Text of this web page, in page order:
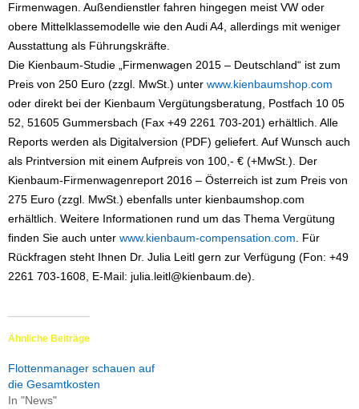
Firmenwagen. Außendienstler fahren hingegen meist VW oder
obere Mittelklassemodelle wie den Audi A4, allerdings mit weniger
Ausstattung als Führungskräfte.
Die Kienbaum-Studie „Firmenwagen 2015 – Deutschland“ ist zum
Preis von 250 Euro (zzgl. MwSt.) unter www.kienbaumshop.com
oder direkt bei der Kienbaum Vergütungsberatung, Postfach 10 05
52, 51605 Gummersbach (Fax +49 2261 703-201) erhältlich. Alle
Reports werden als Digitalversion (PDF) geliefert. Auf Wunsch auch
als Printversion mit einem Aufpreis von 100,- € (+MwSt.). Der
Kienbaum-Firmenwagenreport 2016 – Österreich ist zum Preis von
275 Euro (zzgl. MwSt.) ebenfalls unter kienbaumshop.com
erhältlich. Weitere Informationen rund um das Thema Vergütung
finden Sie auch unter www.kienbaum-compensation.com . Für
Rückfragen steht Ihnen Dr. Julia Leitl gern zur Verfügung (Fon: +49
2261 703-1608, E-Mail: julia.leitl@kienbaum.de).
Ähnliche Beiträge
Flottenmanager schauen auf
die Gesamtkosten
In "News"